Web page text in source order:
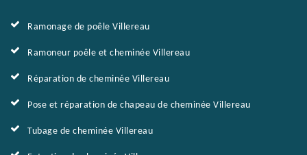
Ramonage de poêle Villereau
Ramoneur poêle et cheminée Villereau
Réparation de cheminée Villereau
Pose et réparation de chapeau de cheminée Villereau
Tubage de cheminée Villereau